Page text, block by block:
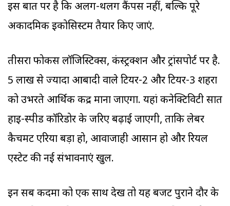
इस बात पर है कि अलग-थलग कैंपस नहीं, बल्कि पूरे
अकादमिक इकोसिस्टम तैयार किए जाएं.
तीसरा फोकस लॉजिस्टिक्स, कंस्ट्रक्शन और ट्रांसपोर्ट पर है.
5 लाख से ज्यादा आबादी वाले टियर-2 और टियर-3 शहरों
को उभरते आर्थिक केंद्र माना जाएगा. यहां कनेक्टिविटी सात
हाइ-स्पीड कॉरिडोर के जरिए बढ़ाई जाएगी, ताकि लेबर
कैचमेंट एरिया बड़ा हो, आवाजाही आसान हो और रियल
एस्टेट की नई संभावनाएं खुलें.
इन सब कदमों को एक साथ देखें तो यह बजट पुराने दौर के